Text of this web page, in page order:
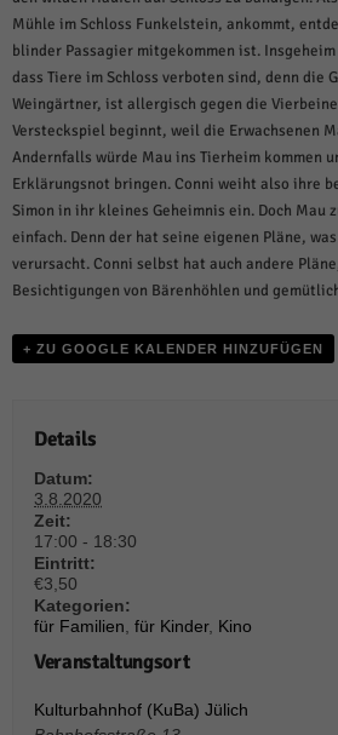
Mühle im Schloss Funkelstein, ankommt,
blinder Passagier mitgekommen ist.
dass Tiere im Schloss verboten sind, denn die
Weingärtner, ist allergisch gegen die
Versteckspiel beginnt, weil die Erwachsenen
Andernfalls würde Mau ins Tierheim kommen
Erklärungsnot bringen. Conni weiht also ihre
Simon in ihr kleines Geheimnis ein. Doch Mau
einfach. Denn der hat seine eigenen Pläne,
verursacht. Conni selbst hat auch andere
Besichtigungen von Bärenhöhlen und
+ ZU GOOGLE KALENDER HINZUFÜGEN
Details
Datum:
3.8.2020
Zeit:
17:00 - 18:30
Eintritt:
€3,50
Kategorien:
für Familien ,für Kinder, Kino
Veranstaltungsort
Kulturbahnhof (KuBa) Jülich
auswählen.
Alle akzeptieren
Zurück
Datenschutzeinstellungen
Essenziell (1)
Essenzielle Cookies ermöglichen grundlegende
einwandfreie Funktion der Website erforderlich.
Cookie-Informationen
Statistik Cookies erfassen Informationen
Marketing-Cookies werden von Drittanbietern
um personalisierte Werbung anzuzeigen. Sie tun
über Websites hinweg verfolgen.
Externe Medien (6)
Inhalte von Videoplattformen und Social-Media-
werden, bedarf der Zugriff auf diese Inhalte